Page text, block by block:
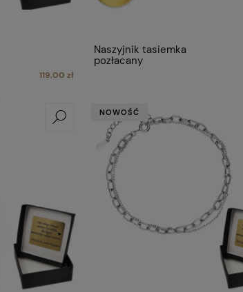
119,00 zł
Naszyjnik tasiemka
pozłacany
NOWOŚĆ